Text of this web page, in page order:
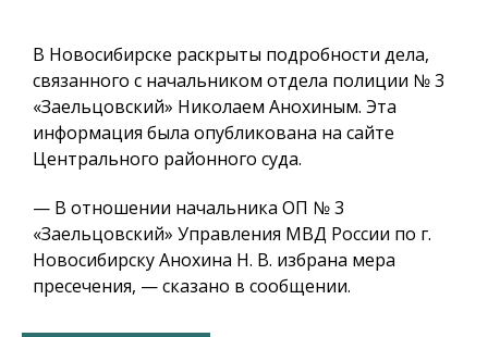
В Новосибирске раскрыты подробности дела,
связанного с начальником отдела полиции № 3
«Заельцовский» Николаем Анохиным. Эта
информация была опубликована на сайте
Центрального районного суда.
— В отношении начальника ОП № 3
«Заельцовский» Управления МВД России по г.
Новосибирску Анохина Н. В. избрана мера
пресечения, — сказано в сообщении.